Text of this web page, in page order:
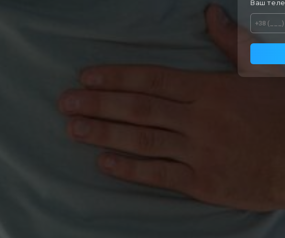
Ваш